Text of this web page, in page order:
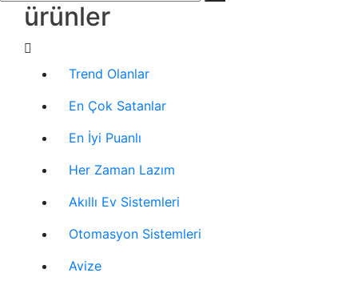
ürünler
Trend Olanlar
En Çok Satanlar
En İyi Puanlı
Her Zaman Lazım
Akıllı Ev Sistemleri
Otomasyon Sistemleri
Avize